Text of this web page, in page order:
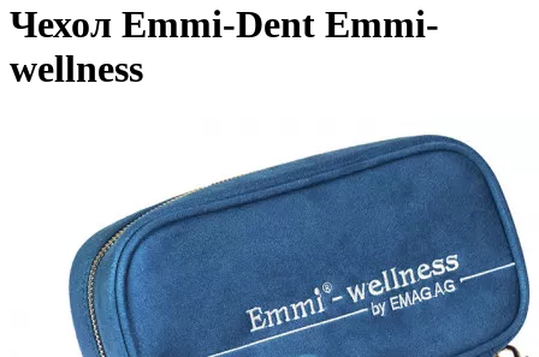
Чехол Emmi-Dent Emmi-
wellness